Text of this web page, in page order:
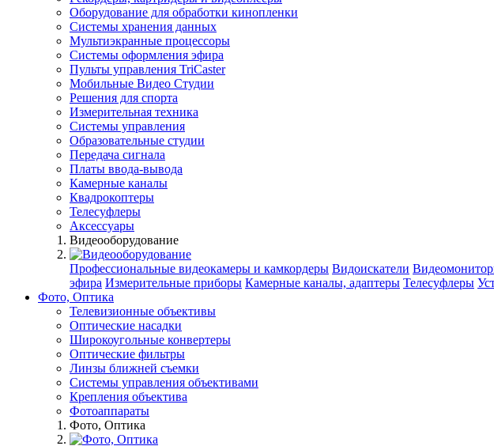
Оборудование для обработки кинопленки
Системы хранения данных
Мультиэкранные процессоры
Системы оформления эфира
Пульты управления TriCaster
Мобильные Видео Студии
Решения для спорта
Измерительная техника
Системы управления
Образовательные студии
Передача сигнала
Платы ввода-вывода
Камерные каналы
Квадрокоптеры
Телесуфлеры
Аксессуары
Видеооборудование
Профессиональные видеокамеры и камкордеры Видоискатели
эфира Измерительные приборы Камерные каналы, адаптеры Телесуфлеры
Фото, Оптика
Телевизионные объективы
Оптические насадки
Широкоугольные конвертеры
Оптические фильтры
Линзы ближней съемки
Системы управления объективами
Крепления объектива
Фотоаппараты
Фото, Оптика